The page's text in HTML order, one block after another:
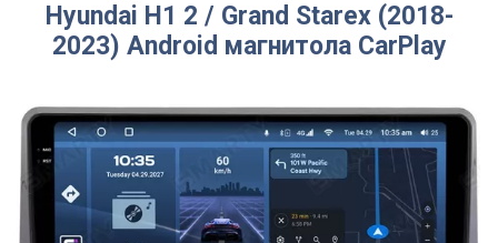
Hyundai H1 2 / Grand Starex (2018-
2023) Android магнитола CarPlay